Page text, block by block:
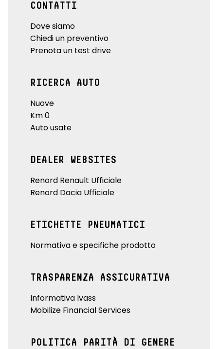
CONTATTI
Dove siamo
Chiedi un preventivo
Prenota un test drive
RICERCA AUTO
Nuove
Km 0
Auto usate
DEALER WEBSITES
Renord Renault Ufficiale
Renord Dacia Ufficiale
ETICHETTE PNEUMATICI
Normativa e specifiche prodotto
TRASPARENZA ASSICURATIVA
Informativa Ivass
Mobilize Financial Services
POLITICA PARITÀ DI GENERE